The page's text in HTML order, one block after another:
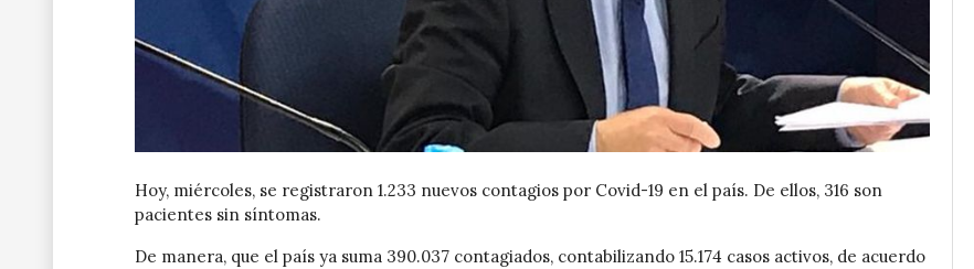
Hoy, miércoles, se registraron 1.233 nuevos contagios por Covid-19 en el país. De ellos, 316 son
pacientes sin síntomas.
De manera, que el país ya suma 390.037 contagiados, contabilizando 15.174 casos activos, de acuerdo